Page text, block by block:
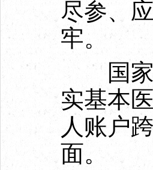
尽参、
牢。
国家
实基本
人账户
面。